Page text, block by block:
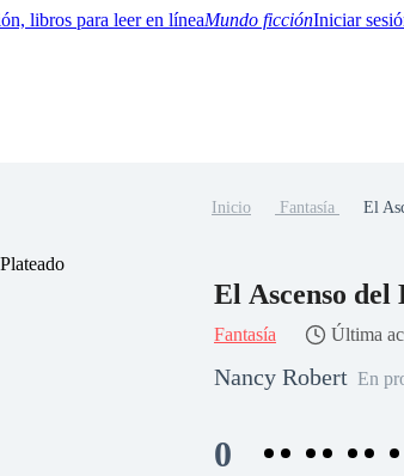
Mundo ficciónIniciar
Urbano
Inicio Fantasía El
El Ascenso del
Fantasía Última
Nancy Robert En
0